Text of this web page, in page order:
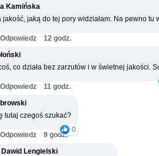
Kamińska
jakość, jaką do tej pory widziałam. Na pewno tu
Odpowiedz
12 godz.
co działa bez zarzutów i w świetnej jakości.
Odpowiedz
11 godz.
tutaj czegoś szukać?
0
Odpowiedz
9 godz.
Dawid Lengielski